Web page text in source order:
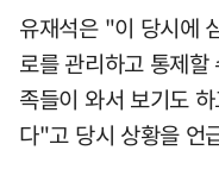
유재석은 "이 당시에
로를 관리하고 통제
족들이 와서 보기도
다"고 당시 상황을 언